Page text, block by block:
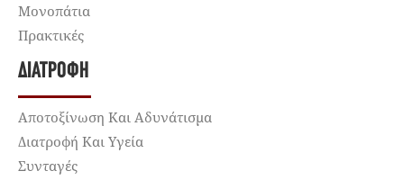
Μονοπάτια
Πρακτικές
ΔΙΑΤΡΟΦΉ
Αποτοξίνωση Και Αδυνάτισμα
Διατροφή Και Υγεία
Συνταγές